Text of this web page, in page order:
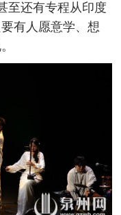
至还有专程从印度
有人愿意学、想